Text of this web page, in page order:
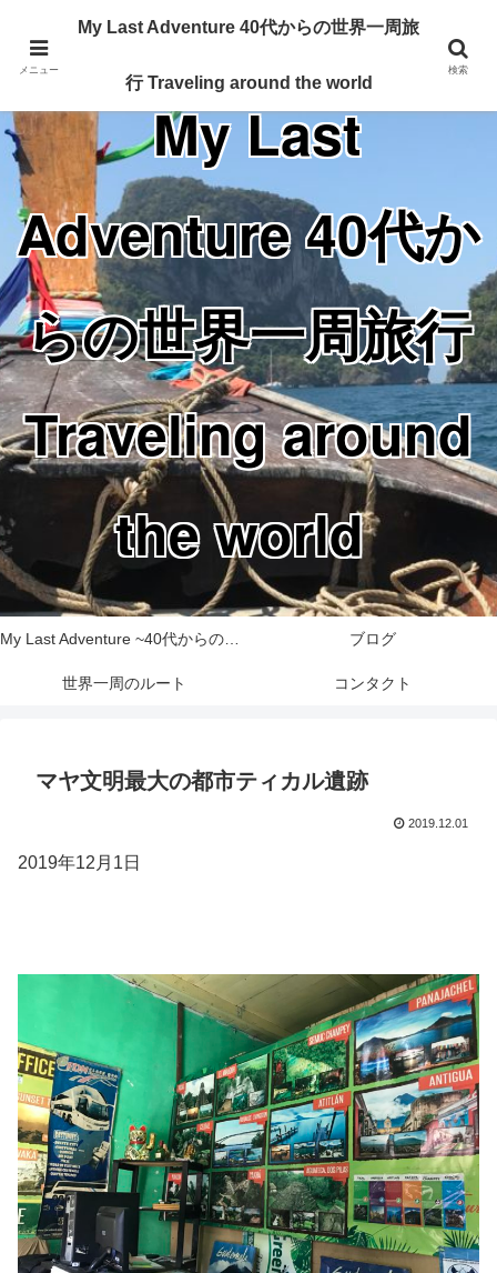
Traveling around the world from my 40's
My Last
Adventure 40代か
らの世界一周旅行
Traveling around
the world
My Last Adventure ~40代からの世界一周旅行記~ ブログ
世界一周のルート コンタクト
マヤ文明最大の都市ティカル遺跡
2019.12.01
2019年12月1日
メニュー
My Last Adventure 40代からの世界一周旅
行 Traveling around the world
検索